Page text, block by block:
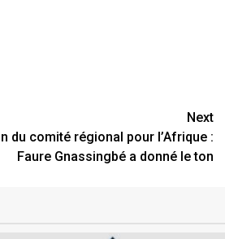
Next
du comité régional pour l’Afrique :
Faure Gnassingbé a donné le ton